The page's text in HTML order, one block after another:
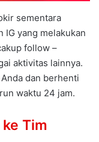
sementara
IG yang melakukan
follow –
aktivitas lainnya.
dan berhenti
waktu 24 jam.
Tim